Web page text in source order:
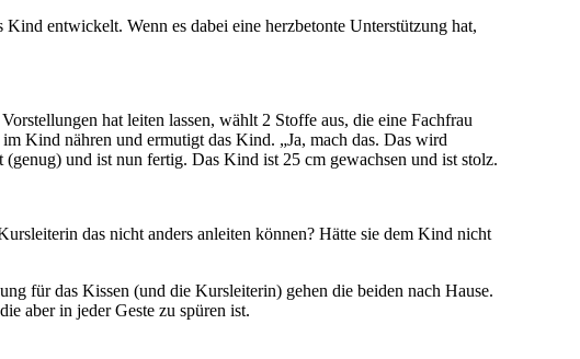
entwickelt. Wenn es dabei eine herzbetonte Unterstützung hat,
hat leiten lassen, wählt 2 Stoffe aus, die eine Fachfrau
Kind nähren und ermutigt das Kind. „Ja, mach das. Das wird
und ist nun fertig. Das Kind ist 25 cm gewachsen und ist stolz.
das nicht anders anleiten können? Hätte sie dem Kind nicht
für das Kissen (und die Kursleiterin) gehen die beiden nach Hause.
aber in jeder Geste zu spüren ist.